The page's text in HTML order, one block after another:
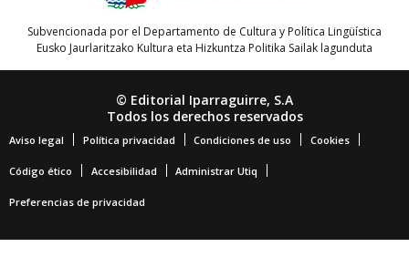
Subvencionada por el Departamento de Cultura y Política Lingüística
Eusko Jaurlaritzako Kultura eta Hizkuntza Politika Sailak lagunduta
© Editorial Iparraguirre, S.A
Todos los derechos reservados
Aviso legal Política privacidad Condiciones de uso Cookies
Código ético Accesibilidad Administrar Utiq
Preferencias de privacidad